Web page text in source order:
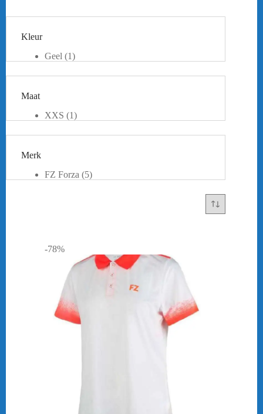
-78%
Kleur
Geel (1)
Paars (1)
Maat
XXS (1)
S (3)
XXL (1)
Merk
FZ Forza (5)